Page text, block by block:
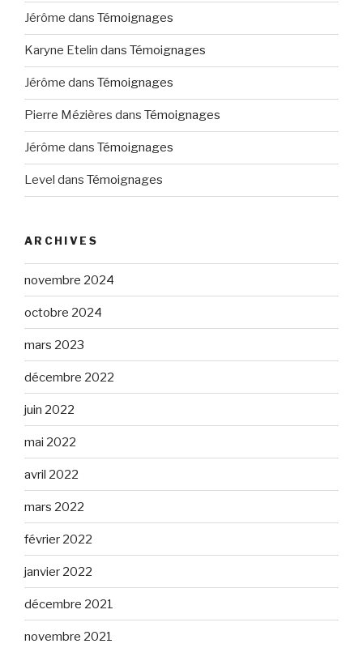
Jérôme dans Témoignages
Karyne Etelin dans Témoignages
Jérôme dans Témoignages
Pierre Mézières dans Témoignages
Jérôme dans Témoignages
Level dans Témoignages
ARCHIVES
novembre 2024
octobre 2024
mars 2023
décembre 2022
juin 2022
mai 2022
avril 2022
mars 2022
février 2022
janvier 2022
décembre 2021
novembre 2021